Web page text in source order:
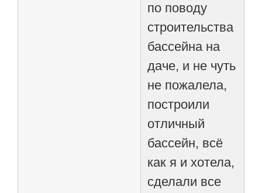
по поводу
строительства
бассейна на
даче, и не чуть
не пожалела,
построили
отличный
бассейн, всё
как я и хотела,
сделали все